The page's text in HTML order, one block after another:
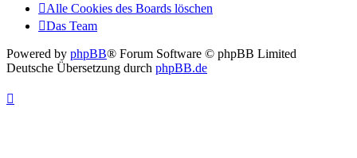
Alle Cookies des Boards löschen
Das Team
Powered by phpBB® Forum Software © phpBB Limited
Deutsche Übersetzung durch phpBB.de